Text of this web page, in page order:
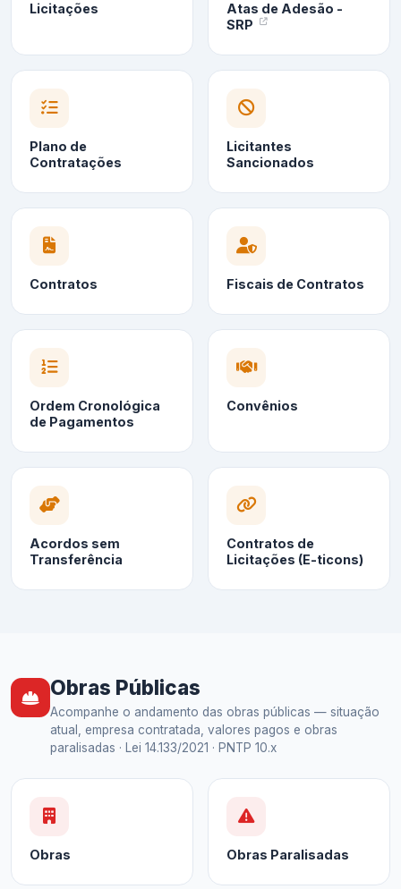
Licitações
Atas de Adesão -
SRP
Plano de
Contratações
Licitantes
Sancionados
Contratos Fiscais de Contratos
Ordem Cronológica
de Pagamentos
Convênios
Acordos sem
Transferência
Contratos de
Licitações (E-ticons)
Obras Públicas
Acompanhe o andamento das obras públicas — situação
atual, empresa contratada, valores pagos e obras
paralisadas · Lei 14.133/2021 · PNTP 10.x
Obras Obras Paralisadas